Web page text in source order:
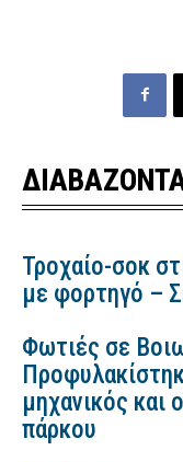
Τροχαίο-σοκ
με φορτηγό –
Φωτιές σε
μηχανικός και
πάρκου